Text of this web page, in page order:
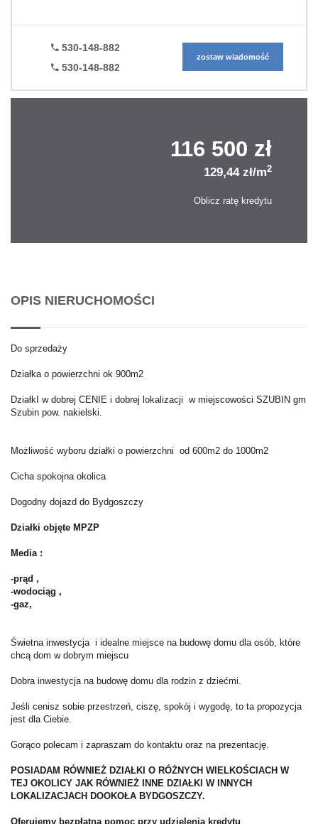
530-148-882
530-148-882
zostaw wiadomość
116 500 zł
129,44 zł/m2
Oblicz ratę kredytu
OPIS NIERUCHOMOŚCI
Do sprzedaży
Działka o powierzchni ok 900m2
DziałkI w dobrej CENIE i dobrej lokalizacji w miejscowości SZUBIN gm
Szubin pow. nakielski.
Możliwość wyboru działki o powierzchni od 600m2 do 1000m2
Cicha spokojna okolica
Dogodny dojazd do Bydgoszczy
Działki objęte MPZP
Media :
-prąd ,
-wodociąg ,
-gaz,
Świetna inwestycja i idealne miejsce na budowę domu dla osób, które
chcą dom w dobrym miejscu
Dobra inwestycja na budowę domu dla rodzin z dziećmi.
Jeśli cenisz sobie przestrzeń, ciszę, spokój i wygodę, to ta propozycja
jest dla Ciebie.
Gorąco polecam i zapraszam do kontaktu oraz na prezentację.
POSIADAM RÓWNIEŻ DZIAŁKI O RÓŻNYCH WIELKOŚCIACH W
TEJ OKOLICY JAK RÓWNIEŻ INNE DZIAŁKI W INNYCH
LOKALIZACJACH DOOKOŁA BYDGOSZCZY.
Oferujemy bezpłatna pomoc przy udzielenia kredytu